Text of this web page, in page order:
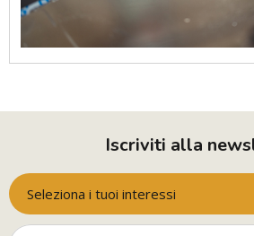
Iscriviti alla
Seleziona i tuoi interessi